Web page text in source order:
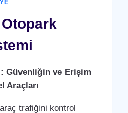
Güvenliğin ve Erişim
Araçları
trafiğini kontrol